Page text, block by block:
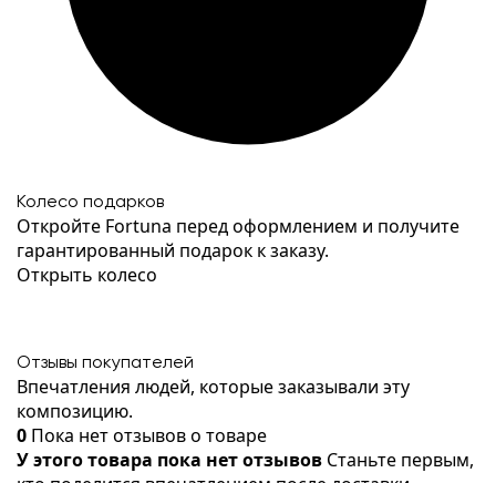
Колесо подарков
Откройте Fortuna перед оформлением и получите
гарантированный подарок к заказу.
Открыть колесо
Отзывы покупателей
Впечатления людей, которые заказывали эту
композицию.
0 Пока нет отзывов о товаре
У этого товара пока нет отзывов Станьте первым,